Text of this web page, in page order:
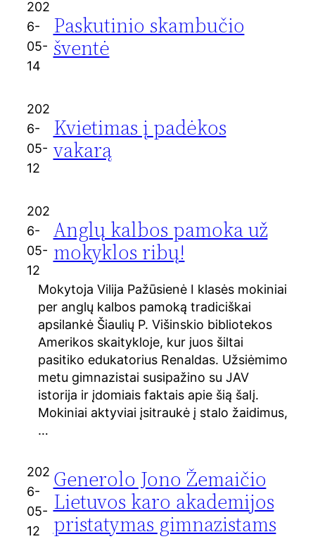
202
6-
05-
14
Paskutinio skambučio
šventė
202
6-
05-
12
Kvietimas į padėkos
vakarą
202
6-
05-
12
Anglų kalbos pamoka už
mokyklos ribų!
Mokytoja Vilija Pažūsienė I klasės mokiniai
per anglų kalbos pamoką tradiciškai
apsilankė Šiaulių P. Višinskio bibliotekos
Amerikos skaitykloje, kur juos šiltai
pasitiko edukatorius Renaldas. Užsiėmimo
metu gimnazistai susipažino su JAV
istorija ir įdomiais faktais apie šią šalį.
Mokiniai aktyviai įsitraukė į stalo žaidimus,
…
202
6-
05-
12
Generolo Jono Žemaičio
Lietuvos karo akademijos
pristatymas gimnazistams